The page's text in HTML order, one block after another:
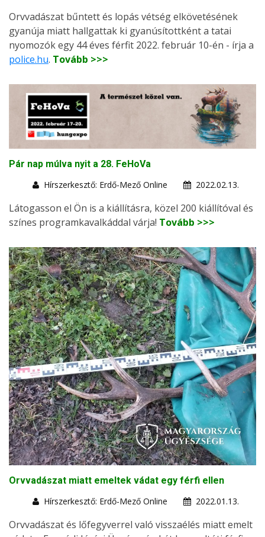
Orvvadászat bűntett és lopás vétség elkövetésének
gyanúja miatt hallgattak ki gyanúsítottként a tatai
nyomozók egy 44 éves férfit 2022. február 10-én - írja a
police.hu. Tovább >>>
Pár nap múlva nyit a 28. FeHoVa
Hírszerkesztő: Erdő-Mező Online
2022.02.13.
Látogasson el Ön is a kiállításra, közel 200 kiállítóval és
színes programkavalkáddal várja! Tovább >>>
Orvvadászat miatt emeltek vádat egy férfi ellen
Hírszerkesztő: Erdő-Mező Online
2022.01.13.
Orvvadászat és lőfegyverrel való visszaélés miatt emelt